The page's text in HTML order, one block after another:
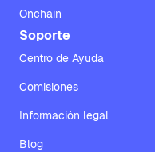
Onchain
Soporte
Centro de Ayuda
Comisiones
Información legal
Blog